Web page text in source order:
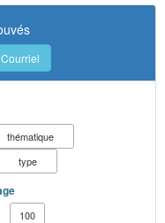
Courriel
thématique
type
100